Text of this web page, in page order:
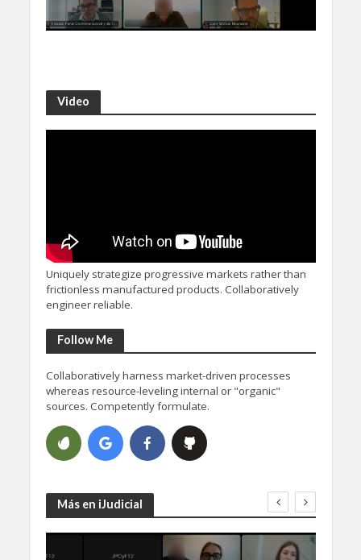
Video
Uniquely strategize progressive markets rather than
frictionless manufactured products. Collaboratively
engineer reliable.
Follow Me
Collaboratively harness market-driven processes
whereas resource-leveling internal or "organic"
sources. Competently formulate.
Más en iJudicial